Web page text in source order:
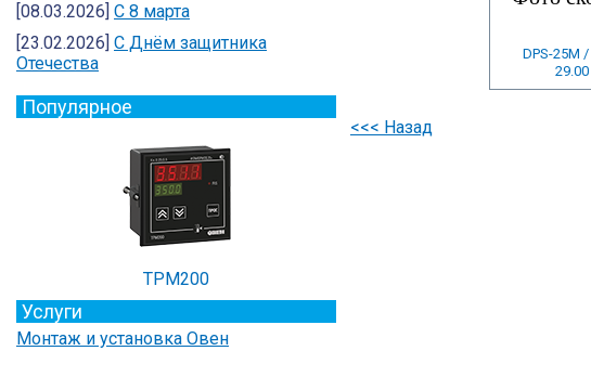
[08.03.2026] С 8 марта
[23.02.2026] C Днём защитника
Отечества
Популярное
ТРМ200
Услуги
Монтаж и установка Овен
DPS-25M
<<< Назад